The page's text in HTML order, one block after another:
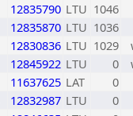
12835790 LTU 1046
12835870 LTU 1036
12830836 LTU 1029
12845922 LTU 0
11637625 LAT
0
12832987 LTU
0